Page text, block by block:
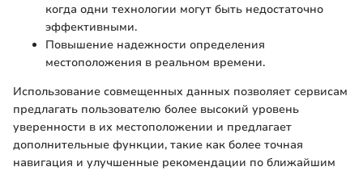
когда одни технологии могут быть недостаточно
эффективными.
Повышение надежности определения
местоположения в реальном времени.
Использование совмещенных данных позволяет сервисам
предлагать пользователю более высокий уровень
уверенности в их местоположении и предлагает
дополнительные функции, такие как более точная
навигация и улучшенные рекомендации по ближайшим